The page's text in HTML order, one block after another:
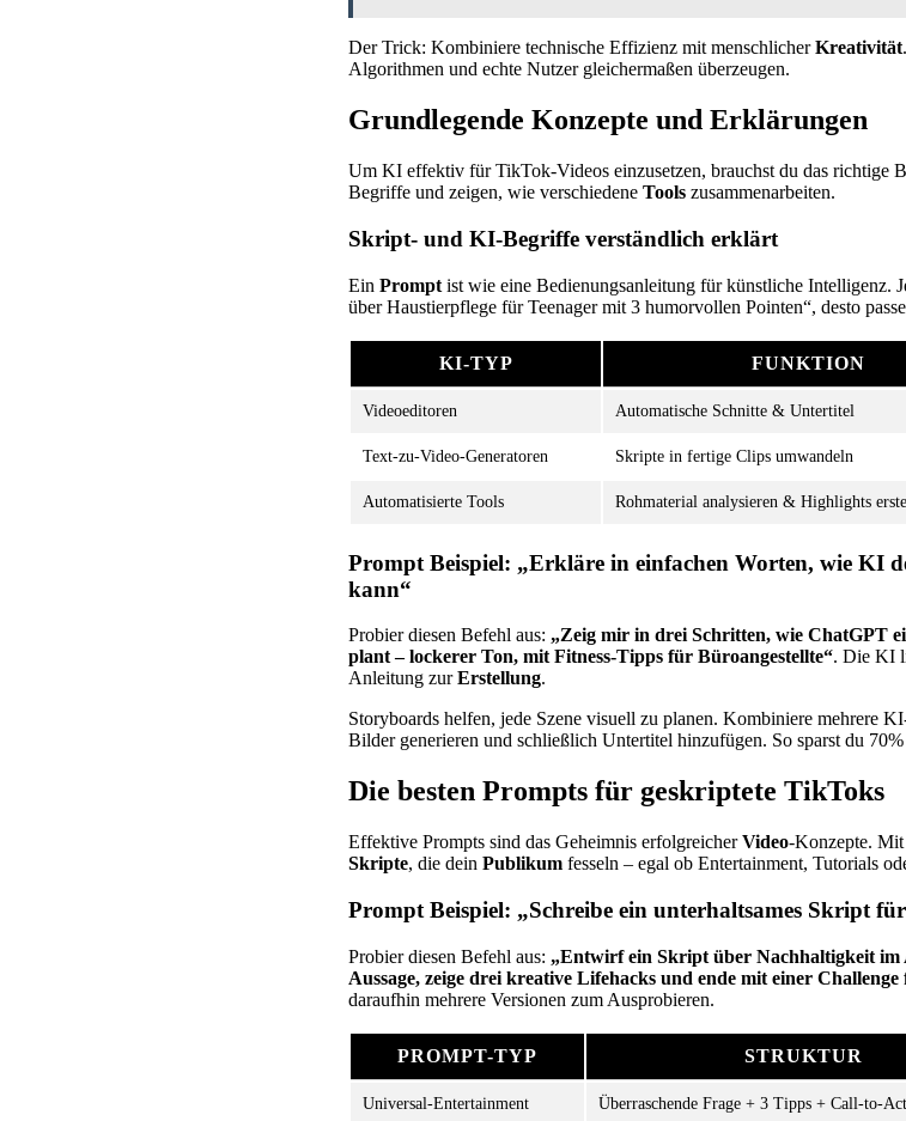
Der Trick: Kombiniere technische Effizienz mit menschlicherKreativität
Algorithmen und echte Nutzer gleichermaßen überzeugen.
Grundlegende Konzepte und Erklärungen
Um KI effektiv für TikTok-Videos einzusetzen, brauchst du das richtige
Begriffe und zeigen, wie verschiedene Tools zusammenarbeiten.
Skript- und KI-Begriffe verständlich erklärt
Ein Prompt ist wie eine Bedienungsanleitung für künstliche Intelligenz.
über Haustierpflege für Teenager mit 3 humorvollen Pointen“, desto
KI-TYP FUNKTION
Videoeditoren Automatische Schnitte & Untertitel
Text-zu-Video-Generatoren Skripte in fertige Clips umwandeln
Automatisierte Tools Rohmaterial analysieren & Highlights
Prompt Beispiel: „Erkläre in einfachen Worten, wie KI
kann“
Probier diesen Befehl aus: „Zeig mir in drei Schritten, wie ChatGPT
plant – lockerer Ton, mit Fitness-Tipps für Büroangestellte“. Die KI
Anleitung zurErstellung.
Storyboards helfen, jede Szene visuell zu planen. Kombiniere mehrere
Bilder generieren und schließlich Untertitel hinzufügen. So sparst du
Die besten Prompts für geskriptete TikToks
Effektive Prompts sind das Geheimnis erfolgreicherVideo-Konzepte. Mit
Skripte, die dein Publikum fesseln – egal ob Entertainment, Tutorials
Prompt Beispiel: „Schreibe ein unterhaltsames Skript
Probier diesen Befehl aus: „Entwirf ein Skript über Nachhaltigkeit im
Aussage, zeige drei kreative Lifehacks und ende mit einer
daraufhin mehrere Versionen zum Ausprobieren.
PROMPT-TYP STRUKTUR
Universal-Entertainment Überraschende Frage + 3 Tipps + Call-to-